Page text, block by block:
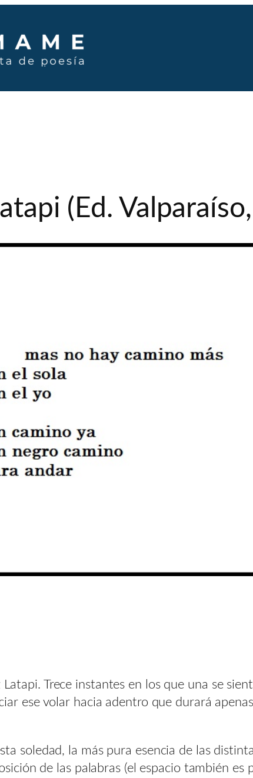
(Ed.
Trece instantes en los que una se
ese volar hacia adentro que durará
soledad, la más pura esencia de las
de las palabras (el espacio también es